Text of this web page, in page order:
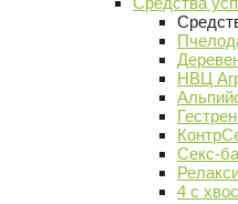
НВЦ
Секс-
4 с